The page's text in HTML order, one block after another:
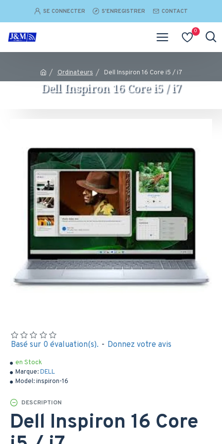
SE CONNECTER S'ENREGISTRER CONTACT
0
Ordinateurs Dell Inspiron 16 Core i5 / i7
Dell Inspiron 16 Core i5 / i7
en Stock
Marque:DELL
Model:inspiron-16
Basé sur 0 évaluation(s). - Donnez votre avis
DESCRIPTION
Dell Inspiron 16 Core